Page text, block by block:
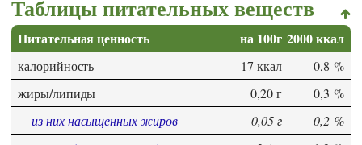
Таблицы питательных веществ
Питательная ценность на 100г 2000 ккал
калорийность 17 ккал
0,8 %
жиры/липиды
0,20 г
0,3 %
из них насыщенных жиров
0,05 г
0,2 %